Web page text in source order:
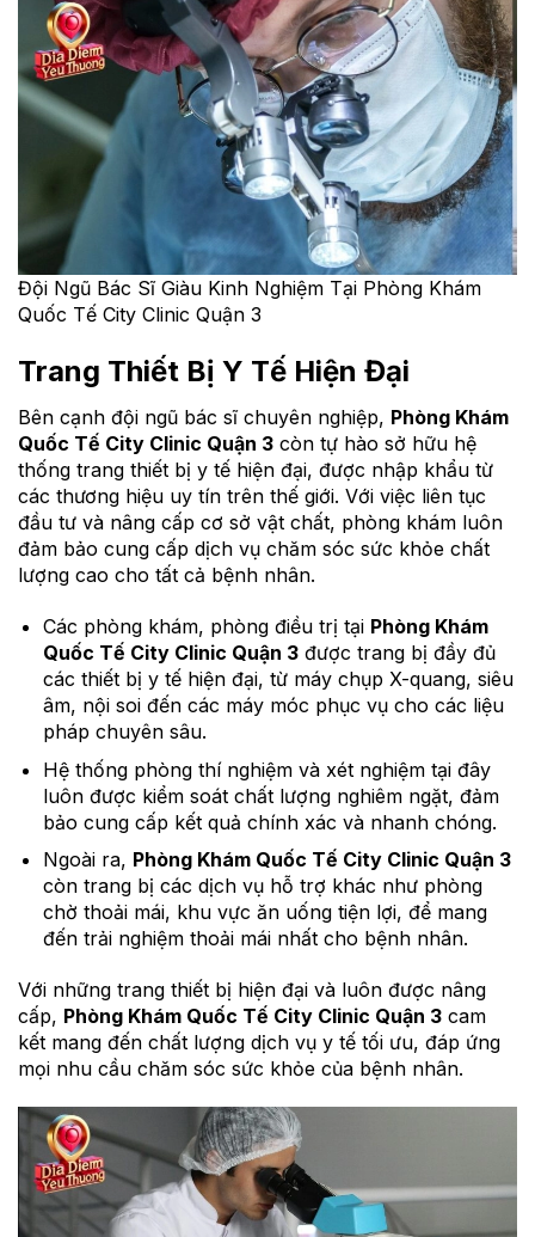
Đội Ngũ Bác Sĩ Giàu Kinh Nghiệm Tại Phòng Khám
Quốc Tế City Clinic Quận 3
Trang Thiết Bị Y Tế Hiện Đại
Bên cạnh đội ngũ bác sĩ chuyên nghiệp, Phòng Khám
Quốc Tế City Clinic Quận 3 còn tự hào sở hữu hệ
thống trang thiết bị y tế hiện đại, được nhập khẩu từ
các thương hiệu uy tín trên thế giới. Với việc liên tục
đầu tư và nâng cấp cơ sở vật chất, phòng khám luôn
đảm bảo cung cấp dịch vụ chăm sóc sức khỏe chất
lượng cao cho tất cả bệnh nhân.
Các phòng khám, phòng điều trị tại Phòng Khám
Quốc Tế City Clinic Quận 3được trang bị đầy đủ
các thiết bị y tế hiện đại, từ máy chụp X-quang, siêu
âm, nội soi đến các máy móc phục vụ cho các liệu
pháp chuyên sâu.
Hệ thống phòng thí nghiệm và xét nghiệm tại đây
luôn được kiểm soát chất lượng nghiêm ngặt, đảm
bảo cung cấp kết quả chính xác và nhanh chóng.
Ngoài ra, Phòng Khám Quốc Tế City Clinic Quận 3
còn trang bị các dịch vụ hỗ trợ khác như phòng
chờ thoải mái, khu vực ăn uống tiện lợi, để mang
đến trải nghiệm thoải mái nhất cho bệnh nhân.
Với những trang thiết bị hiện đại và luôn được nâng
cấp, Phòng Khám Quốc Tế City Clinic Quận 3 cam
kết mang đến chất lượng dịch vụ y tế tối ưu, đáp ứng
mọi nhu cầu chăm sóc sức khỏe của bệnh nhân.